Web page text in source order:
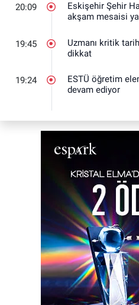
20:09
Eskişehir Şehir
akşam mesaisi
19:45
Uzmanı kritik
dikkat
19:24
ESTÜ öğretim
devam ediyor